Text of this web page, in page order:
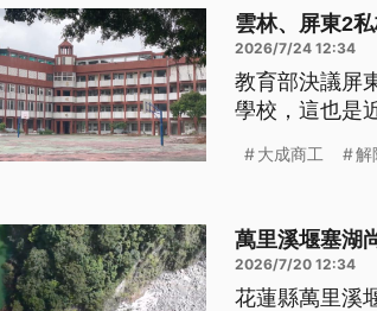
雲林、屏東2
2026/7/24 12:34
教育部決議屏
學校，這也是
大成商工 解
萬里溪堰塞湖
2026/7/20 12:34
花蓮縣萬里溪